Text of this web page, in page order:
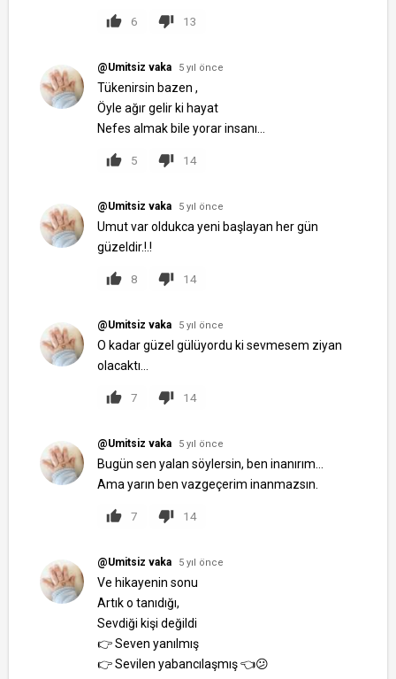
6 13
@Umitsiz vaka 5 yıl önce
Tükenirsin bazen ,
Öyle ağır gelir ki hayat
Nefes almak bile yorar insanı...
5 14
@Umitsiz vaka 5 yıl önce
Umut var oldukca yeni başlayan her gün
güzeldir.!.!
8 14
@Umitsiz vaka 5 yıl önce
O kadar güzel gülüyordu ki sevmesem ziyan
olacaktı...
7 14
@Umitsiz vaka 5 yıl önce
Bugün sen yalan söylersin, ben inanırım...
Ama yarın ben vazgeçerim inanmazsın.
7 14
@Umitsiz vaka 5 yıl önce
Ve hikayenin sonu
Artık o tanıdığı,
Sevdiği kişi değildi
👉 Seven yanılmış
👉 Sevilen yabancılaşmış 👈😕